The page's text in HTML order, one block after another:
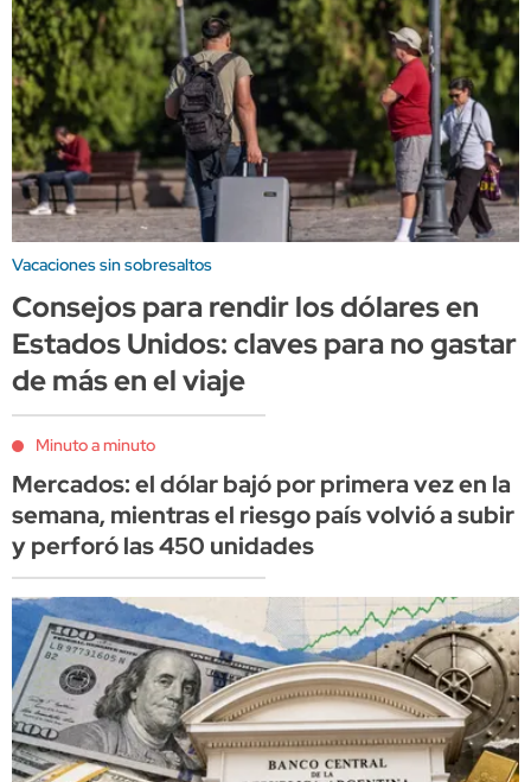
Vacaciones sin sobresaltos
Consejos para rendir los dólares en
Estados Unidos: claves para no gastar
de más en el viaje
Minuto a minuto
Mercados: el dólar bajó por primera vez en la
semana, mientras el riesgo país volvió a subir
y perforó las 450 unidades